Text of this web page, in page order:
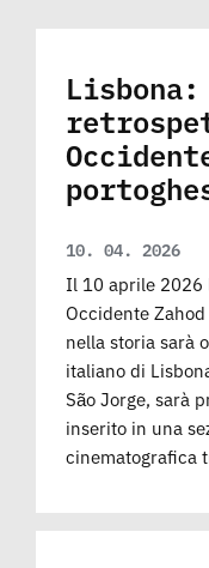
10. 04. 2026
Il 10 aprile 2026
Occidente
nella storia sarà
italiano di
São Jorge, sarà
inserito in una
cinematografica